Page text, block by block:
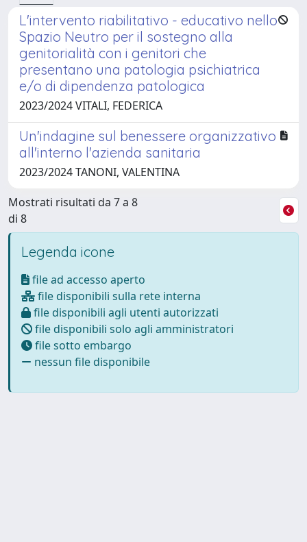
L'intervento riabilitativo - educativo nello
Spazio Neutro per il sostegno alla
genitorialità con i genitori che
presentano una patologia psichiatrica
e/o di dipendenza patologica
2023/2024 VITALI, FEDERICA
Un'indagine sul benessere organizzativo
all'interno l'azienda sanitaria
2023/2024 TANONI, VALENTINA
Mostrati risultati da 7 a 8
di 8
Legenda icone
file ad accesso aperto
file disponibili sulla rete interna
file disponibili agli utenti autorizzati
file disponibili solo agli amministratori
file sotto embargo
nessun file disponibile